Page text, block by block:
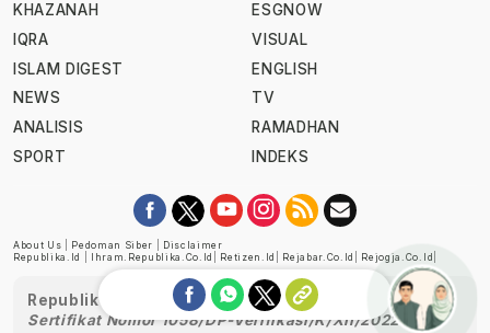
KHAZANAH
IQRA
ISLAM DIGEST
NEWS
ANALISIS
SPORT
ESGNOW
VISUAL
ENGLISH
TV
RAMADHAN
INDEKS
About Us Pedoman Siber
Disclaimer
Republika.id
Ihram.republika.co.id Retizen.id Rejabar.co.id Rejogja.co.id
Republika telah diverifikasi oleh Dewan Pers
Sertifikat Nomor 1058/DP-Verifikasi/K/XII/2022